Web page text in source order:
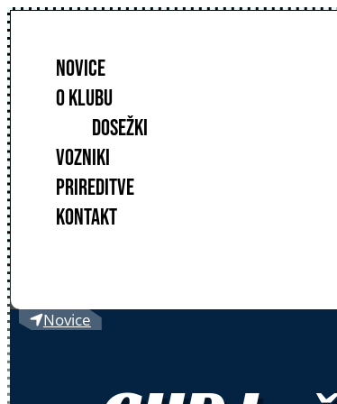
NOVICE
O KLUBU
DOSEŽKI
VOZNIKI
PRIREDITVE
KONTAKT
Novice